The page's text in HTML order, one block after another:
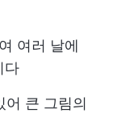
여러 날에
다
어 큰 그림의